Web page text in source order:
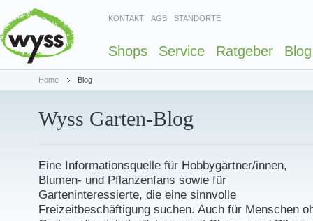
KONTAKT AGB STANDORTE
Shops Service Ratgeber Blog
Home Blog
Wyss Garten-Blog
Eine Informationsquelle für Hobbygärtner/innen,
Blumen- und Pflanzenfans sowie für
Garteninteressierte, die eine sinnvolle
Freizeitbeschäftigung suchen. Auch für Menschen